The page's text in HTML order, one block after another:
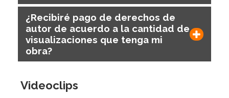
¿Recibiré pago de derechos de
autor de acuerdo a la cantidad de
visualizaciones que tenga mi
obra?
Videoclips